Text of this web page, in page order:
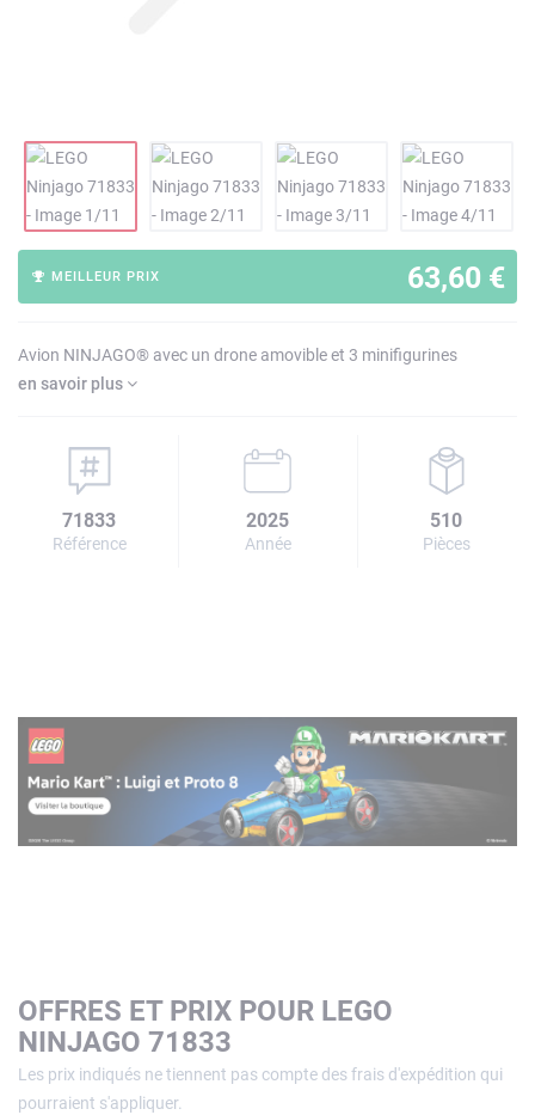
63,60 €
MEILLEUR PRIX
Avion NINJAGO® avec un drone amovible et 3 minifigurines
en savoir plus
71833
Référence
2025
Année
510
Pièces
OFFRES ET PRIX POUR LEGO
NINJAGO 71833
Les prix indiqués ne tiennent pas compte des frais d'expédition qui
pourraient s'appliquer.